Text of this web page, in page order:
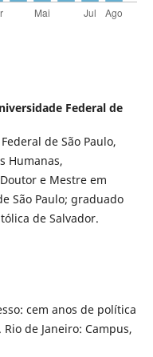
Federal de
de São Paulo,
Humanas,
e Mestre em
São Paulo; graduado
de Salvador.
cem anos de política
de Janeiro: Campus,